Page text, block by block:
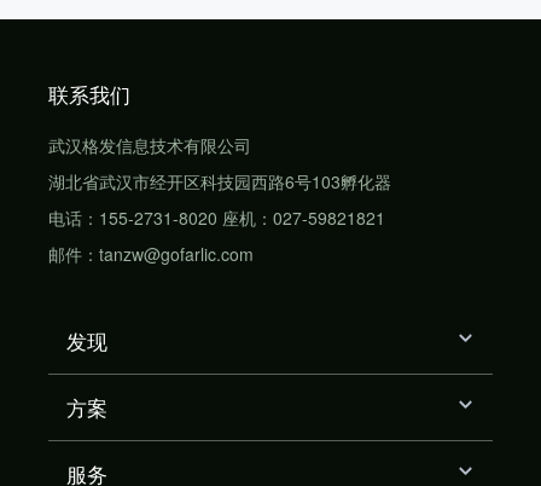
联系我们
武汉格发信息技术有限公司
湖北省武汉市经开区科技园西路6号103孵化器
电话：155-2731-8020 座机：027-59821821
邮件：tanzw@gofarlic.com
发现
方案
服务